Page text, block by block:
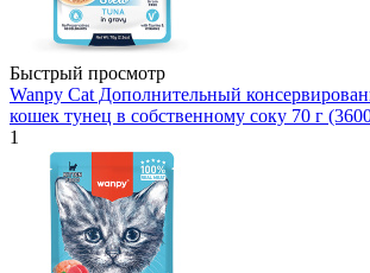
Быстрый просмотр
Wanpy Cat Дополнительный
кошек тунец в собственному соку 70 г
1